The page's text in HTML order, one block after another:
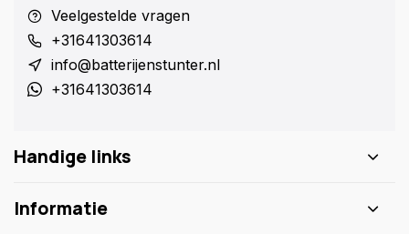
Veelgestelde vragen
+31641303614
info@batterijenstunter.nl
+31641303614
Handige links
Informatie